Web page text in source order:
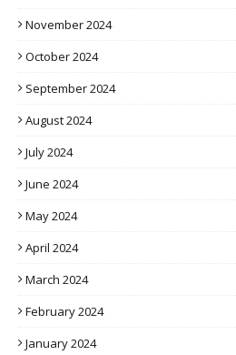
November 2024
October 2024
September 2024
August 2024
July 2024
June 2024
May 2024
April 2024
March 2024
February 2024
January 2024